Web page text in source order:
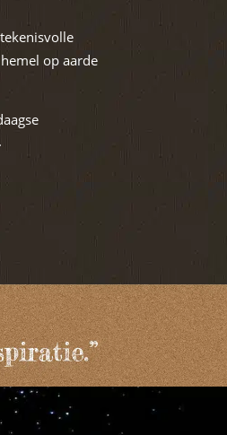
op aarde